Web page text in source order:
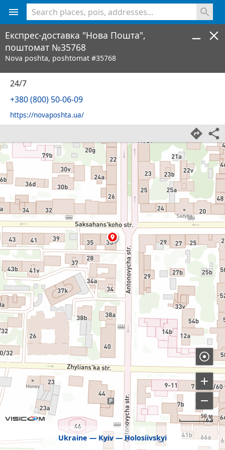
Ukraine Kyiv Holosiivskyi
50 м
Експрес-доставка "Нова Пошта",
поштомат №35768
Nova poshta, poshtomat #35768
24/7
+380 (800) 50-06-09
https://novaposhta.ua/
<% console.log(hcard) %>